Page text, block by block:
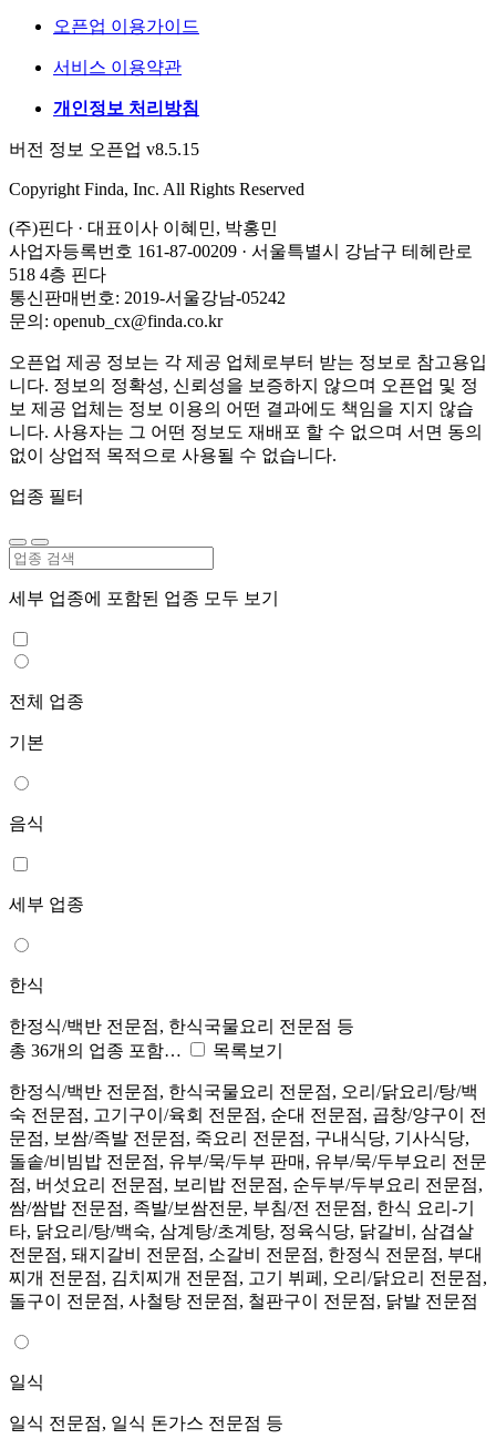
오픈업 이용가이드
서비스 이용약관
개인정보 처리방침
버전 정보 오픈업 v8.5.15
Copyright Finda, Inc. All Rights Reserved
(주)핀다 · 대표이사 이혜민, 박홍민
사업자등록번호 161-87-00209 · 서울특별시 강남구 테헤란로
518 4층 핀다
통신판매번호: 2019-서울강남-05242
문의: openub_cx@finda.co.kr
오픈업 제공 정보는 각 제공 업체로부터 받는 정보로 참고용입
니다. 정보의 정확성, 신뢰성을 보증하지 않으며 오픈업 및 정
보 제공 업체는 정보 이용의 어떤 결과에도 책임을 지지 않습
니다. 사용자는 그 어떤 정보도 재배포 할 수 없으며 서면 동의
없이 상업적 목적으로 사용될 수 없습니다.
업종 필터
세부 업종에 포함된 업종 모두 보기
전체 업종
기본
음식
세부 업종
한식
한정식/백반 전문점, 한식국물요리 전문점 등
총 36개의 업종 포함…
목록보기
한정식/백반 전문점, 한식국물요리 전문점, 오리/닭요리/탕/백
숙 전문점, 고기구이/육회 전문점, 순대 전문점, 곱창/양구이 전
문점, 보쌈/족발 전문점, 죽요리 전문점, 구내식당, 기사식당,
돌솥/비빔밥 전문점, 유부/묵/두부 판매, 유부/묵/두부요리 전문
점, 버섯요리 전문점, 보리밥 전문점, 순두부/두부요리 전문점,
쌈/쌈밥 전문점, 족발/보쌈전문, 부침/전 전문점, 한식 요리-기
타, 닭요리/탕/백숙, 삼계탕/초계탕, 정육식당, 닭갈비, 삼겹살
전문점, 돼지갈비 전문점, 소갈비 전문점, 한정식 전문점, 부대
찌개 전문점, 김치찌개 전문점, 고기 뷔페, 오리/닭요리 전문점,
돌구이 전문점, 사철탕 전문점, 철판구이 전문점, 닭발 전문점
일식
일식 전문점, 일식 돈가스 전문점 등